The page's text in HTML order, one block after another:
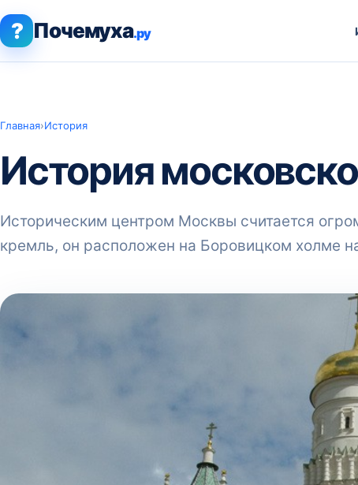
? Почемуха.ру
Главная›История
История
Историческим центром Москвы считается
кремль, он расположен на Боровицком холме